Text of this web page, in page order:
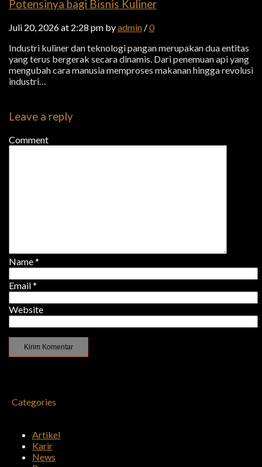
Potensinya bagi Bisnis Kuliner
Juli 20, 2026 at 2:28 pm byadmin /0
Industri kuliner dan teknologi pangan merupakan dua entitas
yang terus bergerak secara dinamis. Dari penemuan api yang
mengubah cara manusia memproses makanan hingga revolusi
industri…
Leave a reply
Comment
Name*
Email*
Website
Categories
Artikel
Karir
News